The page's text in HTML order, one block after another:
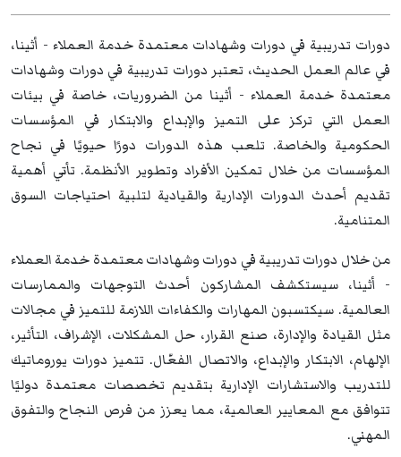
دورات تدريبية في دورات وشهادات معتمدة خدمة العملاء - أثينا،
في عالم العمل الحديث، تعتبر دورات تدريبية في دورات وشهادات
معتمدة خدمة العملاء - أثينا من الضروريات، خاصة في بيئات
العمل التي تركز على التميز والإبداع والابتكار في المؤسسات
الحكومية والخاصة. تلعب هذه الدورات دورًا حيويًا في نجاح
المؤسسات من خلال تمكين الأفراد وتطوير الأنظمة. تأتي أهمية
تقديم أحدث الدورات الإدارية والقيادية لتلبية احتياجات السوق
المتنامية.
من خلال دورات تدريبية في دورات وشهادات معتمدة خدمة العملاء
- أثينا، سيستكشف المشاركون أحدث التوجهات والممارسات
العالمية. سيكتسبون المهارات والكفاءات اللازمة للتميز في مجالات
مثل القيادة والإدارة، صنع القرار، حل المشكلات، الإشراف، التأثير،
الإلهام، الابتكار والإبداع، والاتصال الفعّال. تتميز دورات يوروماتيك
للتدريب والاستشارات الإدارية بتقديم تخصصات معتمدة دوليًا
تتوافق مع المعايير العالمية، مما يعزز من فرص النجاح والتفوق
المهني.